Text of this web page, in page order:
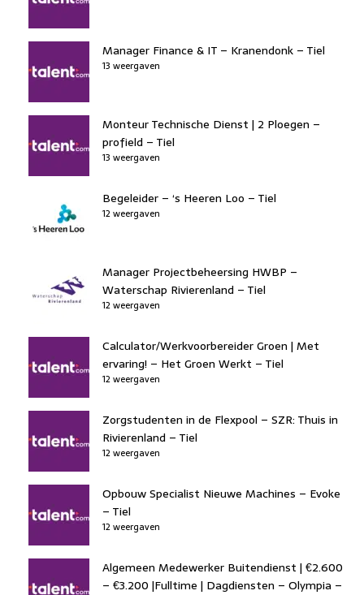
Manager Finance & IT – Kranendonk – Tiel
13 weergaven
Monteur Technische Dienst | 2 Ploegen –
profield – Tiel
13 weergaven
Begeleider – ‘s Heeren Loo – Tiel
12 weergaven
Manager Projectbeheersing HWBP –
Waterschap Rivierenland – Tiel
12 weergaven
Calculator/Werkvoorbereider Groen | Met
ervaring! – Het Groen Werkt – Tiel
12 weergaven
Zorgstudenten in de Flexpool – SZR: Thuis in
Rivierenland – Tiel
12 weergaven
Opbouw Specialist Nieuwe Machines – Evoke
– Tiel
12 weergaven
Algemeen Medewerker Buitendienst | €2.600
– €3.200 |Fulltime | Dagdiensten – Olympia –